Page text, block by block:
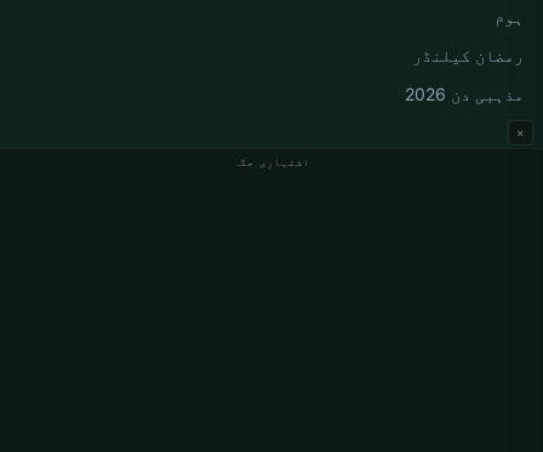
اشتہاری جگہ
×
ہوم
رمضان کیلنڈر
مذہبی دن 2026